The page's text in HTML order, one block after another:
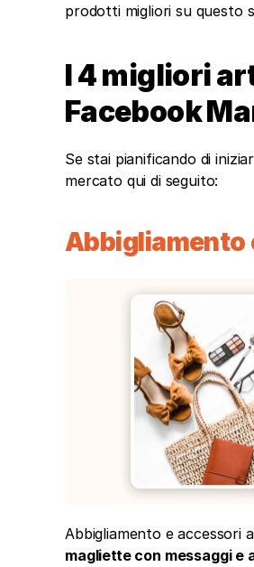
prodotti migliori su questo
I 4 migliori
Facebook
Se stai pianificando di
mercato qui di seguito:
Abbigliamento
Abbigliamento e accessori
magliette con messaggi e